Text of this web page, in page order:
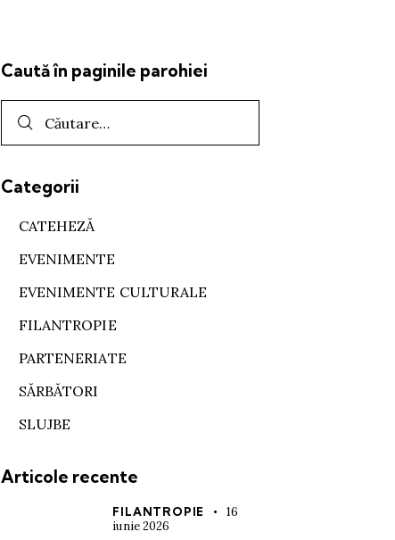
Caută în paginile parohiei
Categorii
CATEHEZĂ
EVENIMENTE
EVENIMENTE CULTURALE
FILANTROPIE
PARTENERIATE
SĂRBĂTORI
SLUJBE
Articole recente
FILANTROPIE
16
iunie 2026